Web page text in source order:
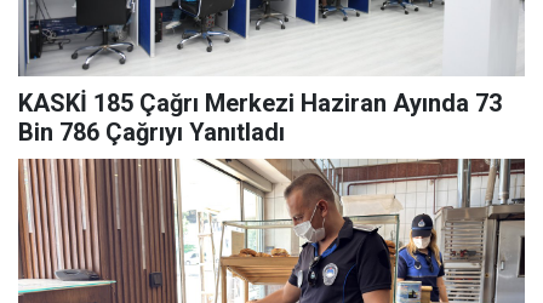
KASKİ 185 Çağrı Merkezi Haziran Ayında 73
Bin 786 Çağrıyı Yanıtladı